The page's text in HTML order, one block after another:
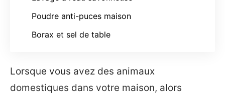
Poudre anti-puces maison
Borax et sel de table
Lorsque vous avez des animaux
domestiques dans votre maison, alors